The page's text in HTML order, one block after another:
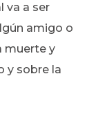
va a ser
amigo o
muerte y
y sobre la